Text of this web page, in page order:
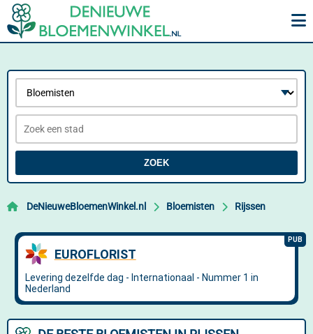
ZOEK
DeNieuweBloemenWinkel.nl Bloemisten Rijssen